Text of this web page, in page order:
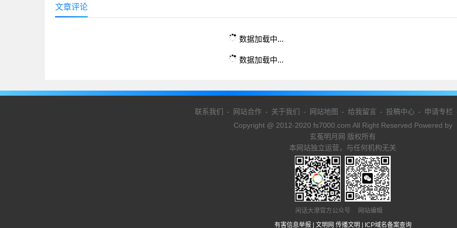
文章评论
数据加载中...
数据加载中...
联系我们 - 网站合作- 关于我们 - 网站地图 - 给我留言 - 投稿中心- 申请专栏
Copyright @ 2012-2020 fs7000.com All Right Reserved Powered by
玄菟明月网 版权所有
本网站独立运营，与任何机构无关
闲话大潦官方公众号 网站编辑
有害信息举报
文明网 传播文明 ICP域名备案查询